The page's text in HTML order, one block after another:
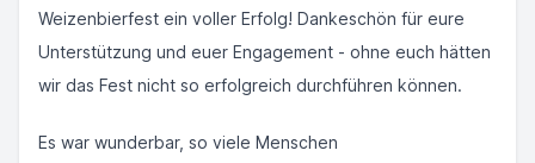
Weizenbierfest ein voller Erfolg! Dankeschön für eure
Unterstützung und euer Engagement - ohne euch hätten
wir das Fest nicht so erfolgreich durchführen können.
Es war wunderbar, so viele Menschen